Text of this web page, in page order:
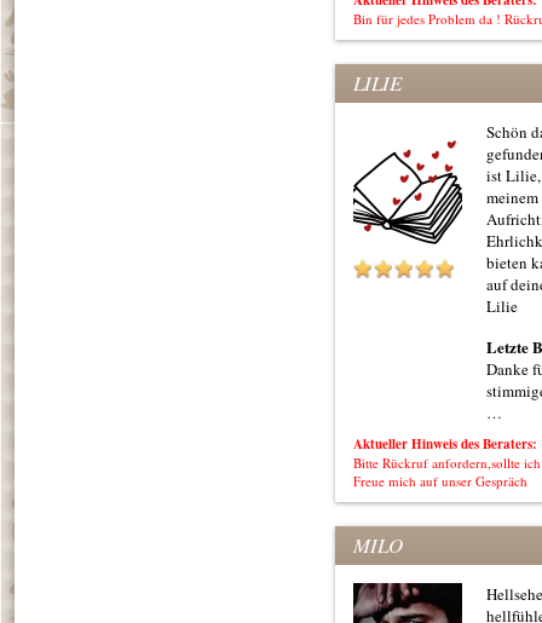
Bin für jedes Problem da !
LILIE
Schön
ist
bieten
auf
Lilie
Letzte
Danke
…
Aktueller Hinweis des Beraters:
Bitte Rückruf anfordern,sollte
Freue mich auf unser Gespräch
MILO